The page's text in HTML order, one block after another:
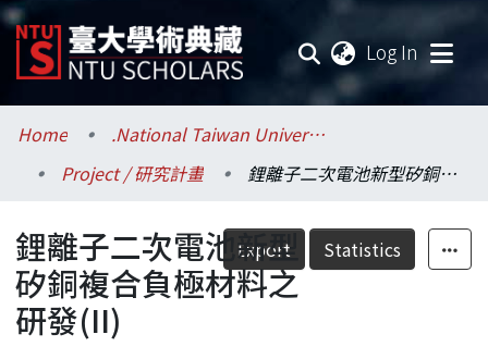
Log In
Communities & Collections
Research Outputs
Fundings & Projects
Researchers
Home
.National Taiwan University / 國立臺灣大學
Project / 研究計畫
鋰離子二次電池新型矽銅複合負極材料之研發(II)
Export Statistics
鋰離子二次電池新型
矽銅複合負極材料之
研發(II)